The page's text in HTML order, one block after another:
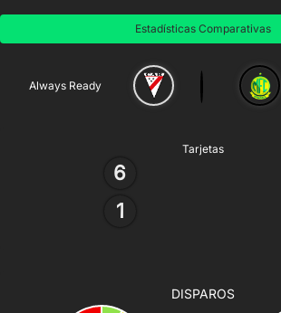
Estadísticas Comparativas
Always Ready
Tarjetas
6
1
DISPAROS